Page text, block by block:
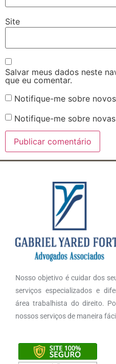
Site
Salvar meus dados neste
que eu comentar.
Notifique-me sobre
Notifique-me sobre
Nosso objetivo é cuidar dos
serviços especializados e
área trabalhista do direito.
nossos serviços de maneira